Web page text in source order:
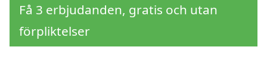
Få 3 erbjudanden, gratis och utan
förpliktelser